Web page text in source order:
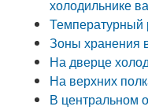
холодильнике
Температурный
Зоны хранения
На дверце
На верхних
В центральном